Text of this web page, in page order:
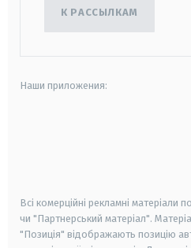
К РАССЫЛКАМ
Наши приложения:
Всі комерційні рекламні матеріали
чи "Партнерський матеріал".
"Позиція" відображають позицію